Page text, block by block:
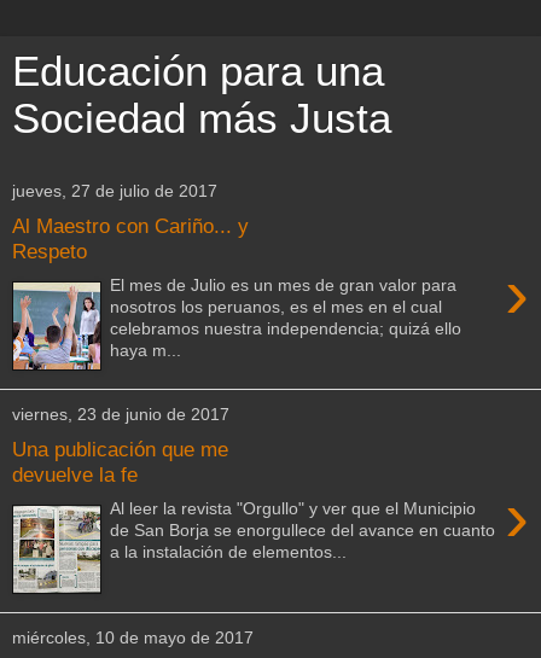
Educación para una
Sociedad más Justa
jueves, 27 de julio de 2017
Al Maestro con Cariño... y
Respeto
›
El mes de Julio es un mes de gran valor para
nosotros los peruanos, es el mes en el cual
celebramos nuestra independencia; quizá ello
haya m...
viernes, 23 de junio de 2017
Una publicación que me
devuelve la fe
›
Al leer la revista "Orgullo" y ver que el Municipio
de San Borja se enorgullece del avance en cuanto
a la instalación de elementos...
miércoles, 10 de mayo de 2017